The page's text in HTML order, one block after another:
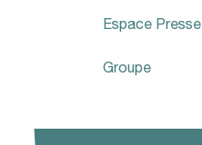
Espace Presse
Groupe